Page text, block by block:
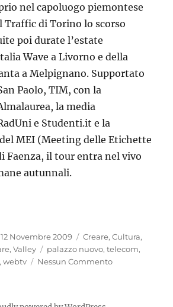
nel capoluogo piemontese
Traffic di Torino lo scorso
poi durate l’estate
Wave a Livorno e della
a Melpignano. Supportato
Paolo, TIM, con la
la media
e Studenti.it e la
MEI (Meeting delle Etichette
Faenza, il tour entra nel vivo
autunnali.
Pubblicato
il
12 Novembre 2009 Categorie
Creare,Cultura,
,Valley Tag
palazzo nuovo,telecom,
,webtv Nessun Commento